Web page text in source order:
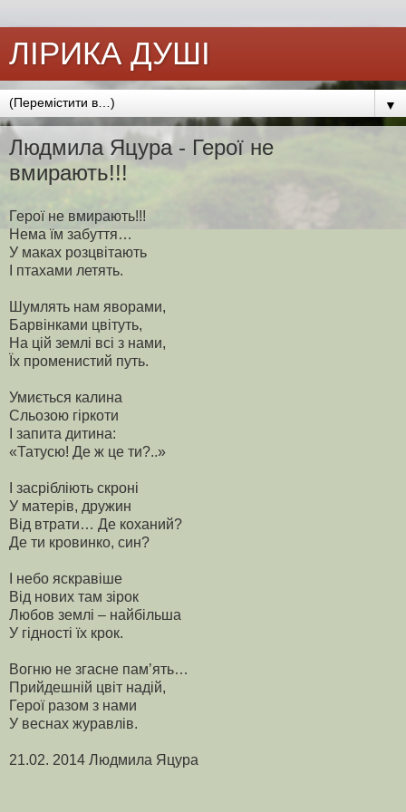
ЛІРИКА ДУШІ
▼
Людмила Яцура - Герої не
вмирають!!!
Герої не вмирають!!!
Нема їм забуття…
У маках розцвітають
І птахами летять.
Шумлять нам яворами,
Барвінками цвітуть,
На цій землі всі з нами,
Їх променистий путь.
Умиється калина
Сльозою гіркоти
І запита дитина:
«Татусю! Де ж це ти?..»
І засрібліють скроні
У матерів, дружин
Від втрати… Де коханий?
Де ти кровинко, син?
І небо яскравіше
Від нових там зірок
Любов землі – найбільша
У гідності їх крок.
Вогню не згасне пам’ять…
Прийдешній цвіт надій,
Герої разом з нами
У веснах журавлів.
21.02. 2014 Людмила Яцура